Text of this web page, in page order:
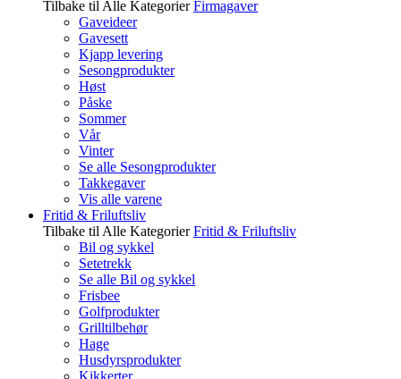
Tilbake til Alle Kategorier Firmagaver
Gaveideer
Gavesett
Kjapp levering
Sesongprodukter
Høst
Påske
Sommer
Vår
Vinter
Se alle Sesongprodukter
Takkegaver
Vis alle varene
Fritid & Friluftsliv
Tilbake til Alle Kategorier Fritid & Friluftsliv
Bil og sykkel
Setetrekk
Se alle Bil og sykkel
Frisbee
Golfprodukter
Grilltilbehør
Hage
Husdyrsprodukter
Kikkerter